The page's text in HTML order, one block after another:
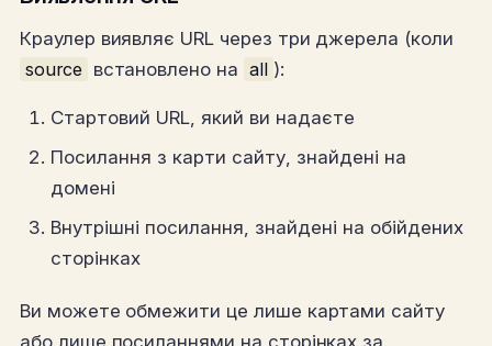
Краулер виявляє URL через три джерела (коли
source встановлено на all ):
Стартовий URL, який ви надаєте
Посилання з карти сайту, знайдені на
домені
Внутрішні посилання, знайдені на обійдених
сторінках
Ви можете обмежити це лише картами сайту
або лише посиланнями на сторінках за